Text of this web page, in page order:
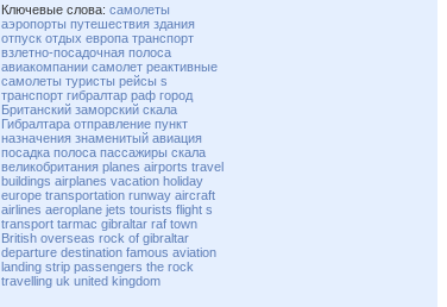
Ключевые слова:самолеты
аэропорты путешествия здания
отпуск отдых европа транспорт
взлетно-посадочная полоса
авиакомпании самолет реактивные
самолеты туристы рейсы s
транспорт гибралтар раф город
Британский заморский скала
Гибралтара отправление пункт
назначения знаменитый авиация
посадка полоса пассажиры скала
великобритания planes airports travel
buildings airplanes vacation holiday
europe transportation runway aircraft
airlines aeroplane jets tourists flight s
transport tarmac gibraltar raf town
British overseas rock of gibraltar
departure destination famous aviation
landing strip passengers the rock
travelling uk united kingdom